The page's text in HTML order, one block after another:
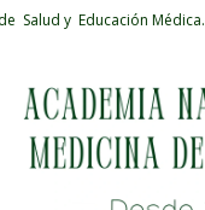
Salud y Educación Médica.